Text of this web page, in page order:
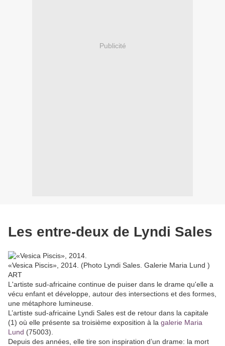
Publicité
Les entre-deux de Lyndi Sales
«Vesica Piscis», 2014. (Photo Lyndi Sales. Galerie Maria Lund )
ART
L'artiste sud-africaine continue de puiser dans le drame qu'elle a
vécu enfant et développe, autour des intersections et des formes,
une métaphore lumineuse.
L’artiste sud-africaine Lyndi Sales est de retour dans la capitale
(1) où elle présente sa troisième exposition à la galerie Maria
Lund (75003).
Depuis des années, elle tire son inspiration d’un drame: la mort